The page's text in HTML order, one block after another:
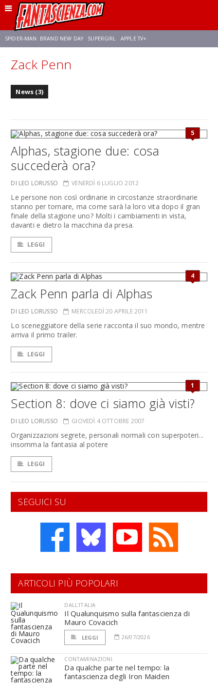
SPIDER-MAN: BRAND NEW DAY SUPERGIRL APPLE TV+
FRANCO RICCIARDIELLO
Zack Penn
News (3)
5
Alphas, stagione due: cosa
succederà ora?
DI LEO LORUSSO VENERDÌ 6 LUGLIO 2012
Le persone non così ordinarie in circostanze straordinarie
stanno per tornare, ma come sarà la loro vita dopo il gran
finale della stagione uno? Molti i cambiamenti in vista,
davanti e dietro la macchina da presa.
LEGGI
4
Zack Penn parla di Alphas
DI LEO LORUSSO MERCOLEDÌ 20 APRILE 2011
Lo sceneggiatore della serie racconta il suo mondo, mentre
arriva il primo trailer.
LEGGI
1
Section 8: dove ci siamo già visti?
DI LEO LORUSSO GIOVEDÌ 4 OTTOBRE 2007
Organizzazioni segrete, personali normali con superpoteri...
insomma la fantasia al potere
LEGGI
SEGUICI SU
ARTICOLI PIÙ POPOLARI
DALL'ITALIA
Il Qualunquismo sulla fantascienza di
Mauro Covacich
LEGGI 26/07/2026
CONTAMINAZIONI
Da qualche parte nel tempo: la
fantascienza degli Iron Maiden